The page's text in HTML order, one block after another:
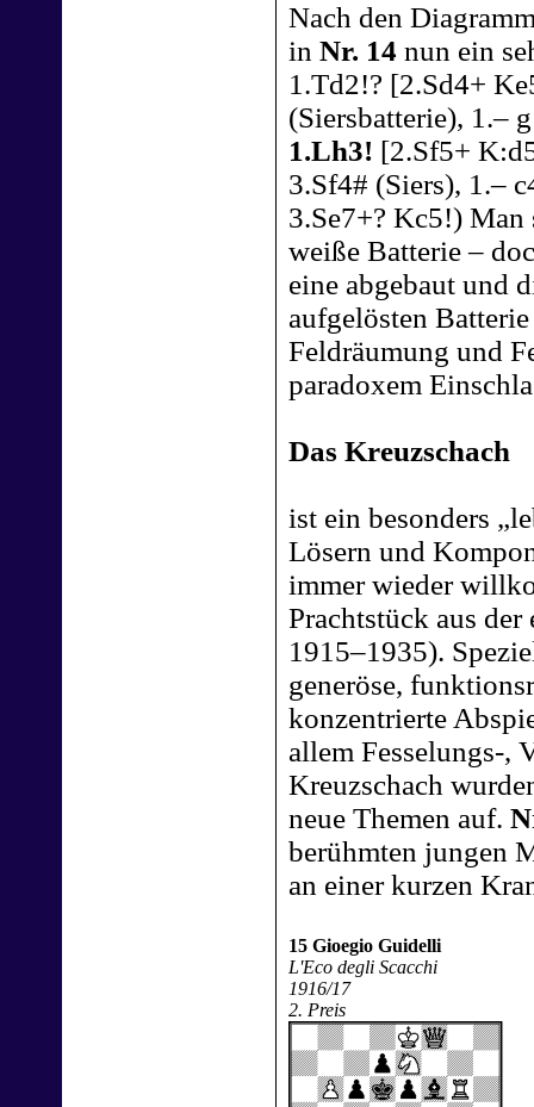
Nach den
in Nr. 14 nun ein
1.Td2!? [2.Sd4+
(Siersbatterie), 1.–
1.Lh3! [2.Sf5+
3.Sf4# (Siers), 1.–
3.Se7+? Kc5!)
weiße Batterie –
eine abgebaut und
aufgelösten
Feldräumung und
paradoxem
Das Kreuzschach
ist ein besonders
Lösern und
immer wieder
Prachtstück aus
1915–1935).
generöse,
konzentrierte
allem Fesselungs-,
Kreuzschach
neue Themen auf.
berühmten jungen
an einer kurzen
15 Gioegio Guidelli
L'Eco degli Scacchi
1916/17
2. Preis